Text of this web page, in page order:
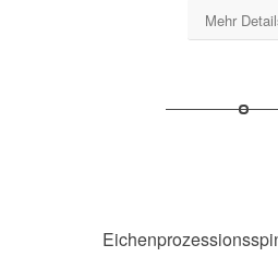
Mehr